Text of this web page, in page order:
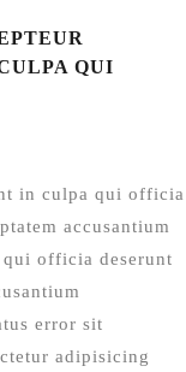
QUI
in culpa qui officia
accusantium
officia deserunt
error sit
adipisicing